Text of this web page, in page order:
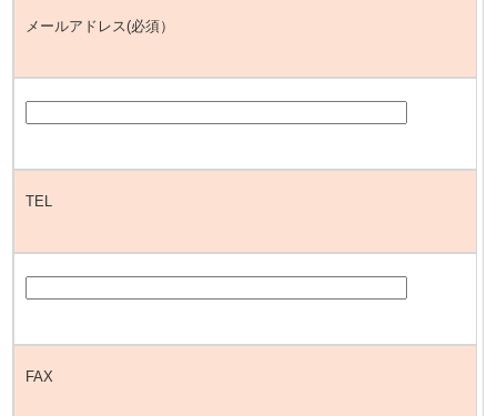
メールアドレス(必須）
TEL
FAX